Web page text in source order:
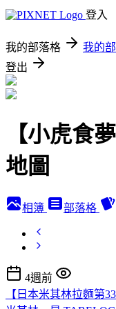
登入
我的部落格 我的
登出
【小虎食
地圖
相簿 部落格
4週前
【日本米其林拉麵第